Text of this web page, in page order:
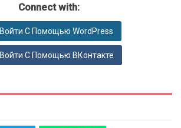
Connect with:
Войти С Помощью WordPress
Войти С Помощью ВКонтакте